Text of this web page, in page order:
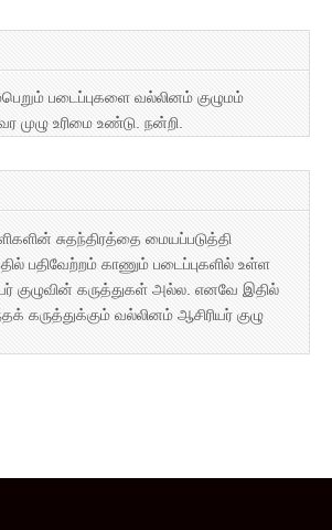
படைப்புகளை வல்லினம் குழுமம்
உரிமை உண்டு. நன்றி.
சுதந்திரத்தை மையப்படுத்தி
பதிவேற்றம் காணும் படைப்புகளில் உள்ள
குழுவின் கருத்துகள் அல்ல. எனவே இதில்
கருத்துக்கும் வல்லினம் ஆசிரியர் குழு